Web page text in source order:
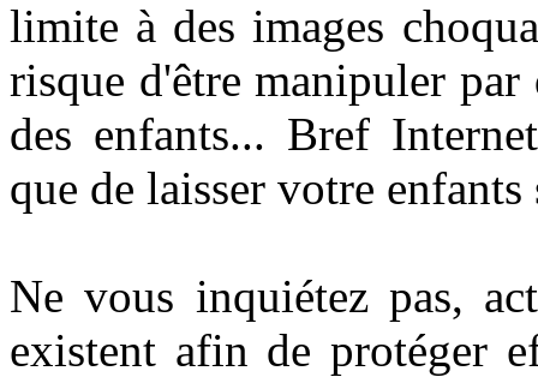
limite à des images
risque d'être manipuler par
des enfants... Bref
que de laisser votre
Ne vous inquiétez pas,
existent afin de protéger